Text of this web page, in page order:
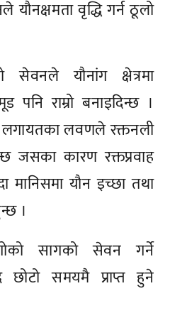
वृद्धि गर्न ठूलो
सेवनले यौनांग क्षेत्रमा
पनि राम्रो बनाइदिन्छ ।
लगायतका लवणले रक्तनली
जसका कारण रक्तप्रवाह
मानिसमा यौन इच्छा तथा
।
सागको सेवन गर्ने
समयमै प्राप्त हुने